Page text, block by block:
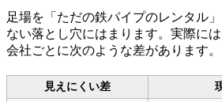
足場を「ただの鉄パイプのレンタル
ない落とし穴にはまります。実際に
会社ごとに次のような差があります。
見えにくい差